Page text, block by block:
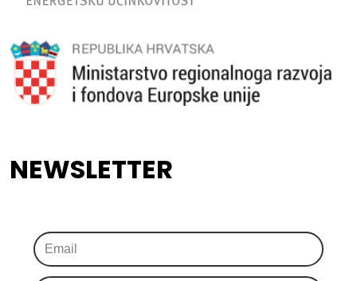
NEWSLETTER